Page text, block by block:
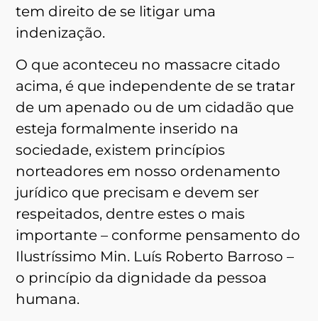
tem direito de se litigar uma
indenização.
O que aconteceu no massacre citado
acima, é que independente de se tratar
de um apenado ou de um cidadão que
esteja formalmente inserido na
sociedade, existem princípios
norteadores em nosso ordenamento
jurídico que precisam e devem ser
respeitados, dentre estes o mais
importante – conforme pensamento do
Ilustríssimo Min. Luís Roberto Barroso –
o princípio da dignidade da pessoa
humana.